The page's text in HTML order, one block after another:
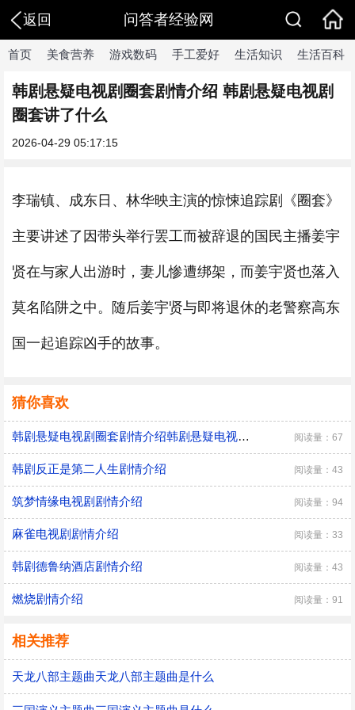
返回 问答者经验网
首页 美食营养 游戏数码 手工爱好 生活知识 生活百科
韩剧悬疑电视剧圈套剧情介绍 韩剧悬疑电视剧
圈套讲了什么
2026-04-29 05:17:15
李瑞镇、成东日、林华映主演的惊悚追踪剧《圈套》
主要讲述了因带头举行罢工而被辞退的国民主播姜宇
贤在与家人出游时，妻儿惨遭绑架，而姜宇贤也落入
莫名陷阱之中。随后姜宇贤与即将退休的老警察高东
国一起追踪凶手的故事。
猜你喜欢
韩剧悬疑电视剧圈套剧情介绍韩剧悬疑电视剧圈套讲了什么 阅读量：67
韩剧反正是第二人生剧情介绍 阅读量：43
筑梦情缘电视剧剧情介绍 阅读量：94
麻雀电视剧剧情介绍 阅读量：33
韩剧德鲁纳酒店剧情介绍 阅读量：43
燃烧剧情介绍 阅读量：91
相关推荐
天龙八部主题曲天龙八部主题曲是什么